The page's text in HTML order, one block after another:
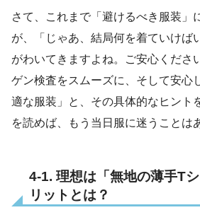
さて、これまで「避けるべき服装」
が、「じゃあ、結局何を着ていけば
がわいてきますよね。ご安心くださ
ゲン検査をスムーズに、そして安心
適な服装」と、その具体的なヒント
を読めば、もう当日服に迷うことは
4-1. 理想は「無地の薄手T
リットとは？